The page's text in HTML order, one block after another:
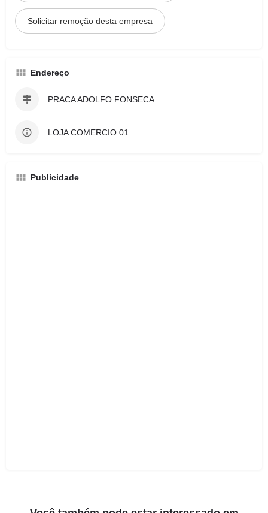
Solicitar remoção desta empresa
Endereço
PRACA ADOLFO FONSECA
LOJA COMERCIO 01
Publicidade